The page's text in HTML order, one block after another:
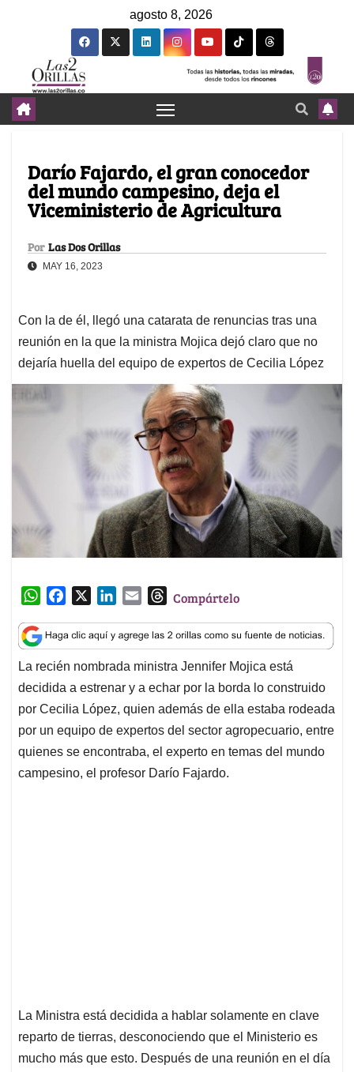
agosto 8, 2026
Darío Fajardo, el gran conocedor
del mundo campesino, deja el
Viceministerio de Agricultura
Por Las Dos Orillas
MAY 16, 2023
Con la de él, llegó una catarata de renuncias tras una
reunión en la que la ministra Mojica dejó claro que no
dejaría huella del equipo de expertos de Cecilia López
W
a
t
s
A
p
p
c
e
b
o
o
k
n
k
e
d
I
n
a
i
l
T
r
e
a
d
s
Compártelo
La recién nombrada ministra Jennifer Mojica está
decidida a estrenar y a echar por la borda lo construido
por Cecilia López, quien además de ella estaba rodeada
por un equipo de expertos del sector agropecuario, entre
quienes se encontraba, el experto en temas del mundo
campesino, el profesor Darío Fajardo.
La Ministra está decidida a hablar solamente en clave
reparto de tierras, desconociendo que el Ministerio es
mucho más que esto. Después de una reunión en el día